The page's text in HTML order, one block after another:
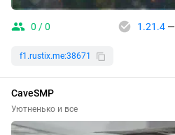
0 / 0 1.21.4—
f1.rustix.me:38671
CaveSMP
Уютненько и все